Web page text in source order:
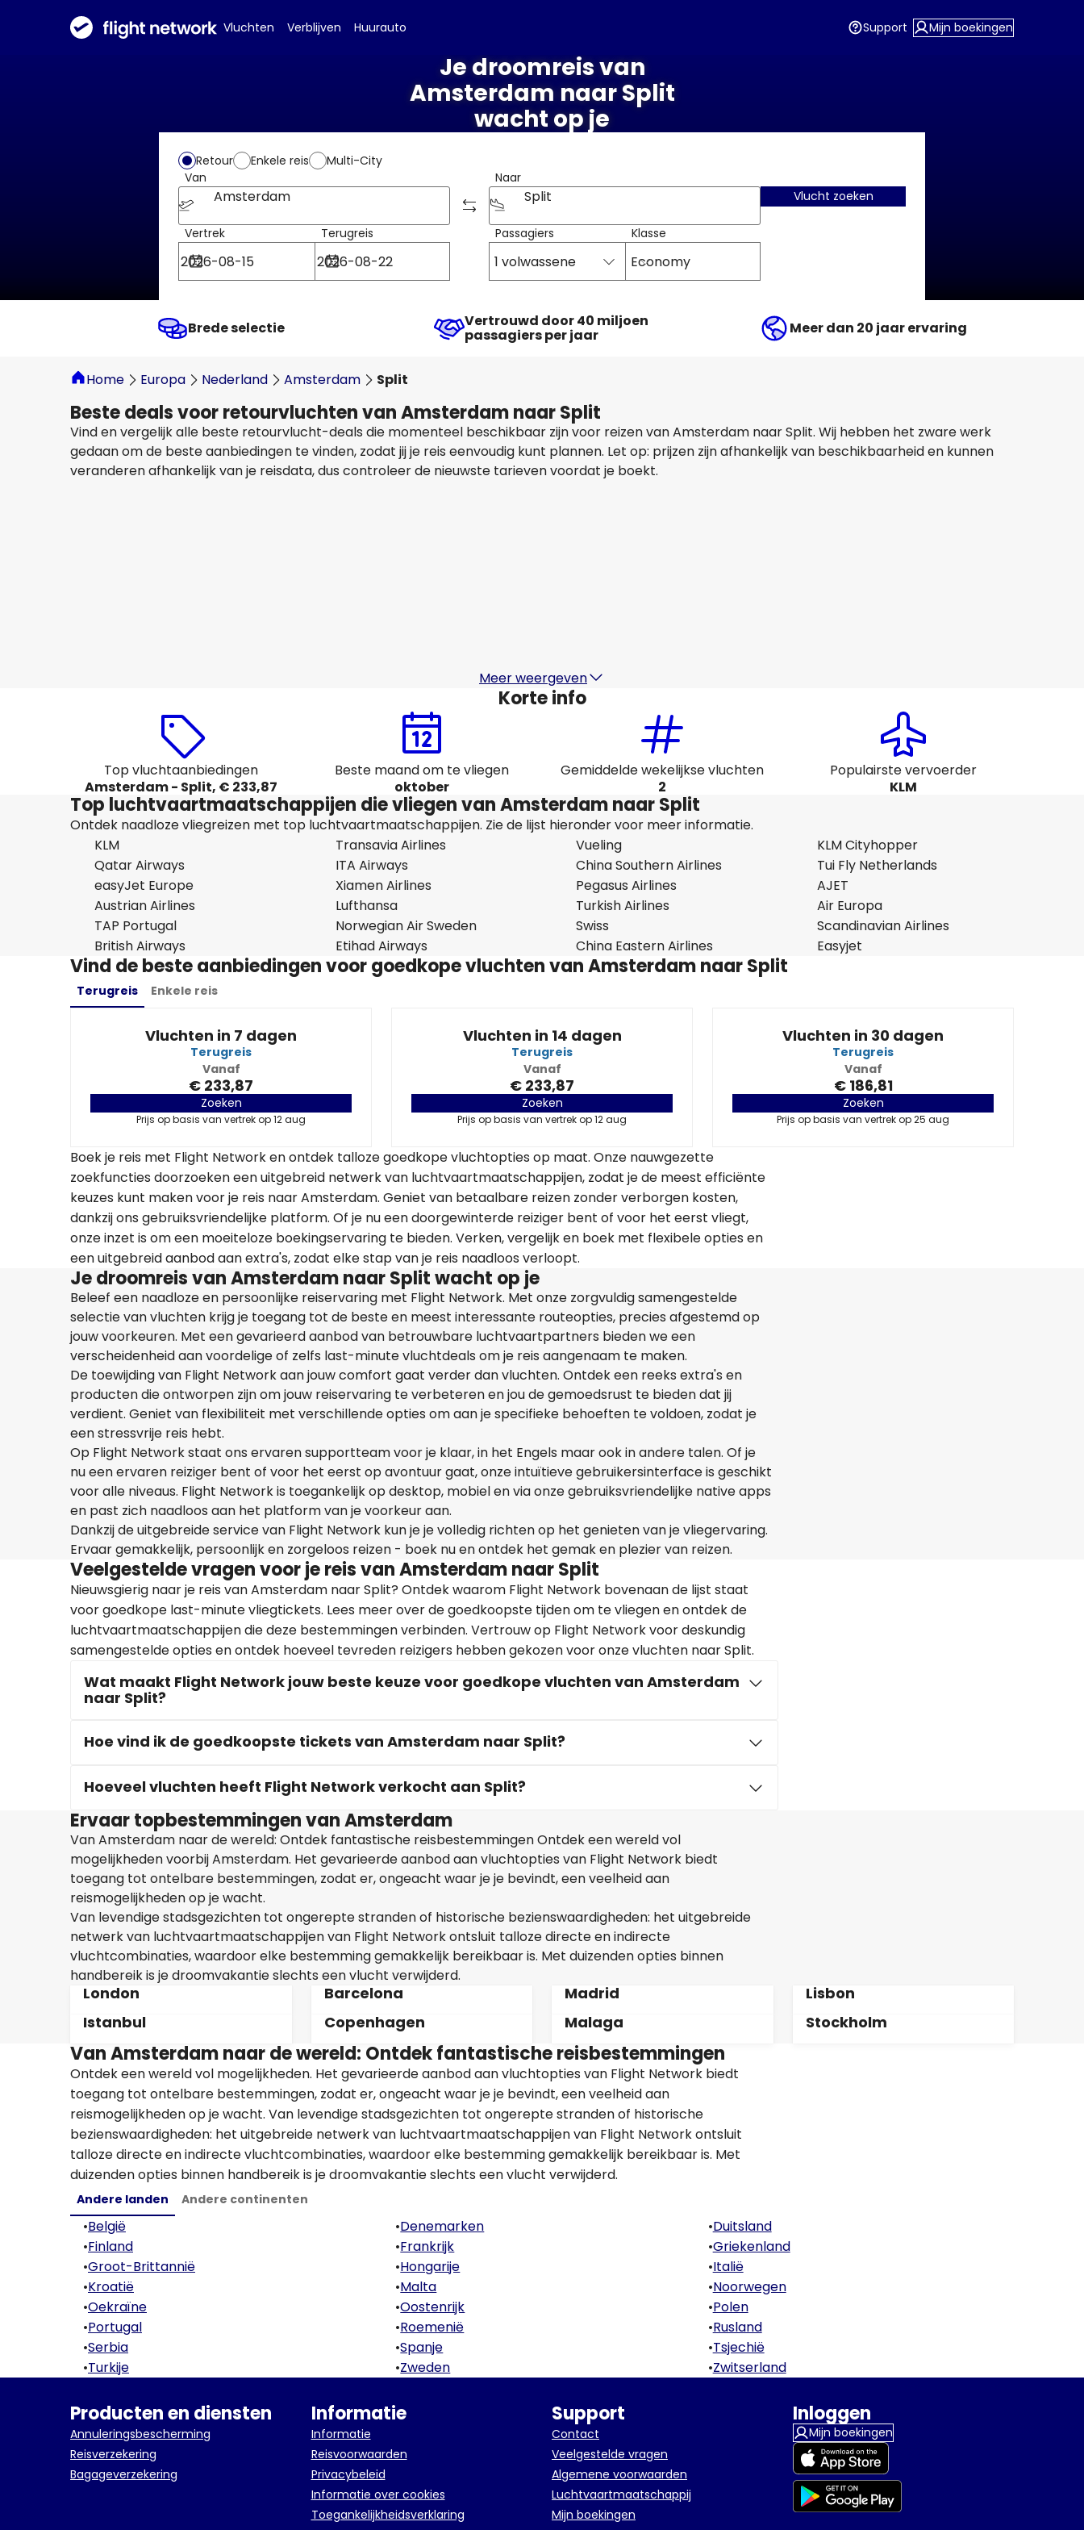
Vluchten Verblijven Huurauto Support Mijn boekingen
Je droomreis van
Amsterdam naar Split
wacht op je
Retour Enkele reis
Multi-City
Van
Amsterdam
Naar
Split
Vertrek Terugreis Passagiers
1 volwassene
Klasse
Economy
Vlucht zoeken
Brede selectie Vertrouwd door 40 miljoen
passagiers per jaar Meer dan 20 jaar ervaring
Home Europa Nederland Amsterdam Split
Beste deals voor retourvluchten van Amsterdam naar Split
Vind en vergelijk alle beste retourvlucht-deals die momenteel beschikbaar zijn voor reizen van Amsterdam naar Split. Wij hebben het zware werk
gedaan om de beste aanbiedingen te vinden, zodat jij je reis eenvoudig kunt plannen. Let op: prijzen zijn afhankelijk van beschikbaarheid en kunnen
veranderen afhankelijk van je reisdata, dus controleer de nieuwste tarieven voordat je boekt.
Meer weergeven
Korte info
Top vluchtaanbiedingen
Amsterdam - Split, € 233,87
Beste maand om te vliegen
oktober
Gemiddelde wekelijkse vluchten
2
Populairste vervoerder
KLM
Top luchtvaartmaatschappijen die vliegen van Amsterdam naar Split
Ontdek naadloze vliegreizen met top luchtvaartmaatschappijen. Zie de lijst hieronder voor meer informatie.
KLM
Transavia Airlines Vueling
KLM Cityhopper
Qatar Airways
ITA Airways China Southern Airlines
Tui Fly Netherlands
easyJet Europe
Xiamen Airlines Pegasus Airlines
AJET
Austrian Airlines
Lufthansa Turkish Airlines
Air Europa
TAP Portugal
Norwegian Air Sweden Swiss
Scandinavian Airlines
British Airways
Etihad Airways China Eastern Airlines Easyjet
Vind de beste aanbiedingen voor goedkope vluchten van Amsterdam naar Split
Terugreis Enkele reis
Vluchten in 7 dagen
Terugreis
Vanaf
€ 233,87
Zoeken
Prijs op basis van vertrek op 12 aug
Vluchten in 14 dagen
Terugreis
Vanaf
€ 233,87
Zoeken
Prijs op basis van vertrek op 12 aug
Vluchten in 30 dagen
Terugreis
Vanaf
€ 186,81
Zoeken
Prijs op basis van vertrek op 25 aug
Boek je reis met Flight Network en ontdek talloze goedkope vluchtopties op maat. Onze nauwgezette
zoekfuncties doorzoeken een uitgebreid netwerk van luchtvaartmaatschappijen, zodat je de meest efficiënte
keuzes kunt maken voor je reis naar Amsterdam. Geniet van betaalbare reizen zonder verborgen kosten,
dankzij ons gebruiksvriendelijke platform. Of je nu een doorgewinterde reiziger bent of voor het eerst vliegt,
onze inzet is om een moeiteloze boekingservaring te bieden. Verken, vergelijk en boek met flexibele opties en
een uitgebreid aanbod aan extra's, zodat elke stap van je reis naadloos verloopt.
Je droomreis van Amsterdam naar Split wacht op je
Beleef een naadloze en persoonlijke reiservaring met Flight Network. Met onze zorgvuldig samengestelde
selectie van vluchten krijg je toegang tot de beste en meest interessante routeopties, precies afgestemd op
jouw voorkeuren. Met een gevarieerd aanbod van betrouwbare luchtvaartpartners bieden we een
verscheidenheid aan voordelige of zelfs last-minute vluchtdeals om je reis aangenaam te maken.
De toewijding van Flight Network aan jouw comfort gaat verder dan vluchten. Ontdek een reeks extra's en
producten die ontworpen zijn om jouw reiservaring te verbeteren en jou de gemoedsrust te bieden dat jij
verdient. Geniet van flexibiliteit met verschillende opties om aan je specifieke behoeften te voldoen, zodat je
een stressvrije reis hebt.
Op Flight Network staat ons ervaren supportteam voor je klaar, in het Engels maar ook in andere talen. Of je
nu een ervaren reiziger bent of voor het eerst op avontuur gaat, onze intuïtieve gebruikersinterface is geschikt
voor alle niveaus. Flight Network is toegankelijk op desktop, mobiel en via onze gebruiksvriendelijke native apps
en past zich naadloos aan het platform van je voorkeur aan.
Dankzij de uitgebreide service van Flight Network kun je je volledig richten op het genieten van je vliegervaring.
Ervaar gemakkelijk, persoonlijk en zorgeloos reizen - boek nu en ontdek het gemak en plezier van reizen.
Veelgestelde vragen voor je reis van Amsterdam naar Split
Nieuwsgierig naar je reis van Amsterdam naar Split? Ontdek waarom Flight Network bovenaan de lijst staat
voor goedkope last-minute vliegtickets. Lees meer over de goedkoopste tijden om te vliegen en ontdek de
luchtvaartmaatschappijen die deze bestemmingen verbinden. Vertrouw op Flight Network voor deskundig
samengestelde opties en ontdek hoeveel tevreden reizigers hebben gekozen voor onze vluchten naar Split.
Wat maakt Flight Network jouw beste keuze voor goedkope vluchten van Amsterdam
naar Split?
Hoe vind ik de goedkoopste tickets van Amsterdam naar Split?
Hoeveel vluchten heeft Flight Network verkocht aan Split?
Ervaar topbestemmingen van Amsterdam
Van Amsterdam naar de wereld: Ontdek fantastische reisbestemmingen Ontdek een wereld vol
mogelijkheden voorbij Amsterdam. Het gevarieerde aanbod aan vluchtopties van Flight Network biedt
toegang tot ontelbare bestemmingen, zodat er, ongeacht waar je je bevindt, een veelheid aan
reismogelijkheden op je wacht.
Van levendige stadsgezichten tot ongerepte stranden of historische bezienswaardigheden: het uitgebreide
netwerk van luchtvaartmaatschappijen van Flight Network ontsluit talloze directe en indirecte
vluchtcombinaties, waardoor elke bestemming gemakkelijk bereikbaar is. Met duizenden opties binnen
handbereik is je droomvakantie slechts een vlucht verwijderd.
London Barcelona Madrid
Lisbon
Istanbul
Copenhagen Malaga Stockholm
Van Amsterdam naar de wereld: Ontdek fantastische reisbestemmingen
Ontdek een wereld vol mogelijkheden. Het gevarieerde aanbod aan vluchtopties van Flight Network biedt
toegang tot ontelbare bestemmingen, zodat er, ongeacht waar je je bevindt, een veelheid aan
reismogelijkheden op je wacht. Van levendige stadsgezichten tot ongerepte stranden of historische
bezienswaardigheden: het uitgebreide netwerk van luchtvaartmaatschappijen van Flight Network ontsluit
talloze directe en indirecte vluchtcombinaties, waardoor elke bestemming gemakkelijk bereikbaar is. Met
duizenden opties binnen handbereik is je droomvakantie slechts een vlucht verwijderd.
Andere landen Andere continenten
•België •Denemarken •Duitsland
•Finland •Frankrijk •Griekenland
•Groot-Brittannië •Hongarije •Italië
•Kroatië •Malta •Noorwegen
•Oekraïne •Oostenrijk •Polen
•Portugal •Roemenië •Rusland
•Serbia •Spanje •Tsjechië
•Turkije •Zweden •Zwitserland
Producten en diensten
Annuleringsbescherming
Reisverzekering
Bagageverzekering
Informatie
Informatie
Reisvoorwaarden
Privacybeleid
Informatie over cookies
Toegankelijkheidsverklaring
Support
Contact
Veelgestelde vragen
Algemene voorwaarden
Luchtvaartmaatschappij
Mijn boekingen
Inloggen
Mijn boekingen